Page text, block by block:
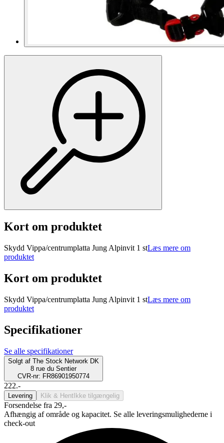
Kort om produktet
Skydd Vippa/centrumplatta Jung Alpinvit 1 stLæs mere om
produktet
Kort om produktet
Skydd Vippa/centrumplatta Jung Alpinvit 1 stLæs mere om
produktet
Specifikationer
Se alle specifikationer
Solgt af The Stock Network DK
8 rue du Sentier
CVR-nr: FR86901950774
222.-
Levering Klik & Hent Ikke tilgængelig
Forsendelse fra 29,-
Afhængig af område og kapacitet. Se alle leveringsmulighederne i
check-out